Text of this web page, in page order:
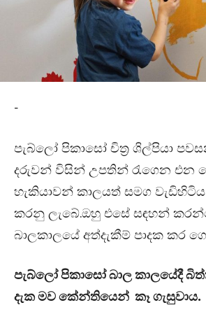
-
පැබ්ලෝ පිකාසෝ චිත්‍ර ශිල්පියා
දරුවන් විසින් උපතින් රැගෙන එන
හැකියාවන් කාලයත් සමග
කරනු ලැබේ.ඔහු එසේ සඳහන්
බාලකාලයේ අත්දැකීම් පාදක කර
පැබ්ලෝ පිකාසෝ බාල කාලයේදී
දැක මව කේන්තියෙන් කෑ ගැසුවාය.